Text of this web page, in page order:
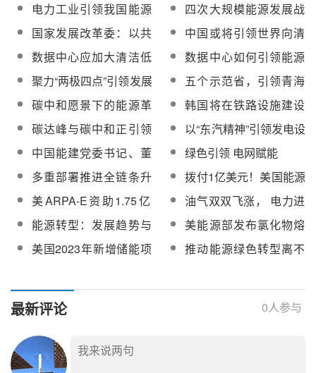
电力工业引领我国能源
转型
四次大规模能源发展战
略研究引领我国能源发
展
国家发展改革委：以共
建“一带一路”为引领，加
大西部开放力度
中国或将引领世界向清
洁能源的过渡
数据中心应加大清洁低
碳用电步伐，引领能源
转型
数据中心如何引领能源
转型？
聚力“两极四点”引领发展
新常态——玉门推进经
济高质量发展
五个示范省，引领青海
发展新格局
碳中和愿景下的能源革
命将引领“十四五”低碳发
展
韩国将在铁路设施建设
大规模光伏发电引领绿
色新政
碳达峰与碳中和正引领
能源革命
以“东汽精神”引领发电设
备创新跨越
中国能建党委书记、董
事长宋海良：以碳达
峰、碳中和目标为引
领，推动能源电力领域
绿色低碳发展
绿色引领 电网赋能
多重部署推进全链条升
级，绿色消费迎新风口
拨付1亿美元！美国能源
部宣布资助高效光伏/光
热发电等7大类变革性能
源技术
美ARPA-E资助1.75亿
美元资助变革性清洁能
源技术研发
油气双双飞涨， 电力进
入紧急状态！当下的美
国缺油又缺电
能源转型：发展趋势与
“铁三角”支撑
美能源部发布氯化物熔
盐实验堆最终环境影响
评价
美国2023年新增储能项
推动能源绿色转型离不
最新评论 0人参与